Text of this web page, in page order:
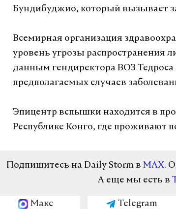
Бундибуджио, который вызывает
Всемирная организация
уровень угрозы распространения
данным гендиректора ВОЗ Тедроса
предполагаемых случаев
Эпицентр вспышки находится в
Республике Конго, где проживают
Подпишитесь на Daily Storm в MAX.
А еще мы есть в
Макс Telegram